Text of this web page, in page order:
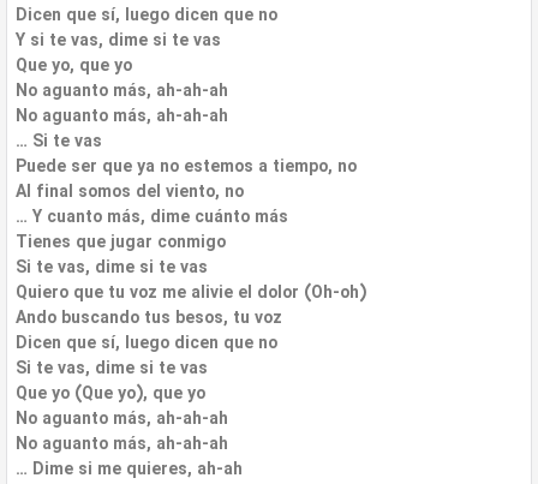
Dicen que sí, luego dicen que no
Y si te vas, dime si te vas
Que yo, que yo
No aguanto más, ah-ah-ah
No aguanto más, ah-ah-ah
… Si te vas
Puede ser que ya no estemos a tiempo, no
Al final somos del viento, no
… Y cuanto más, dime cuánto más
Tienes que jugar conmigo
Si te vas, dime si te vas
Quiero que tu voz me alivie el dolor (Oh-oh)
Ando buscando tus besos, tu voz
Dicen que sí, luego dicen que no
Si te vas, dime si te vas
Que yo (Que yo), que yo
No aguanto más, ah-ah-ah
No aguanto más, ah-ah-ah
… Dime si me quieres, ah-ah